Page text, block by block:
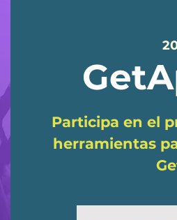
Participa en el
herramientas